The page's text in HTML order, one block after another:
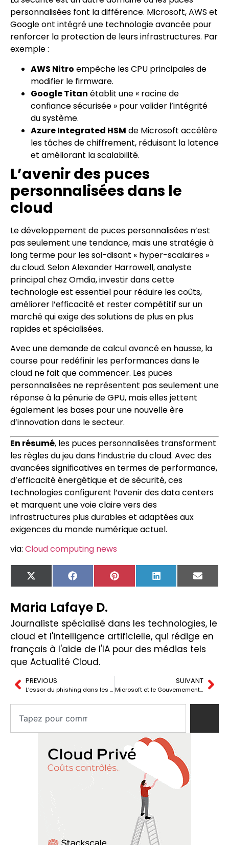
personnalisées font la différence. Microsoft, AWS et
Google ont intégré une technologie avancée pour
renforcer la protection de leurs infrastructures. Par
exemple :
AWS Nitro empêche les CPU principales de
modifier le firmware.
Google Titan établit une « racine de
confiance sécurisée » pour valider l’intégrité
du système.
Azure Integrated HSM de Microsoft accélère
les tâches de chiffrement, réduisant la latence
et améliorant la scalabilité.
L’avenir des puces
personnalisées dans le
cloud
Le développement de puces personnalisées n’est
pas seulement une tendance, mais une stratégie à
long terme pour les soi-disant « hyper-scalaires »
du cloud. Selon Alexander Harrowell, analyste
principal chez Omdia, investir dans cette
technologie est essentiel pour réduire les coûts,
améliorer l’efficacité et rester compétitif sur un
marché qui exige des solutions de plus en plus
rapides et spécialisées.
Avec une demande de calcul avancé en hausse, la
course pour redéfinir les performances dans le
cloud ne fait que commencer. Les puces
personnalisées ne représentent pas seulement une
réponse à la pénurie de GPU, mais elles jettent
également les bases pour une nouvelle ère
d’innovation dans le secteur.
En résumé, les puces personnalisées transforment
les règles du jeu dans l’industrie du cloud. Avec des
avancées significatives en termes de performance,
d’efficacité énergétique et de sécurité, ces
technologies configurent l’avenir des data centers
et marquent une voie claire vers des
infrastructures plus durables et adaptées aux
exigences du monde numérique actuel.
via: Cloud computing news
X
(Twitter)
FacebookPinterest LinkedIn Email
Maria Lafaye D.
Journaliste spécialisé dans les technologies, le
cloud et l'intelligence artificielle, qui rédige en
français à l'aide de l'IA pour des médias tels
que Actualité Cloud.
PREVIOUS
L’essor du phishing dans les domaines génériques: .shop, .top et .xyz au cœur du problème
SUIVANT
Microsoft et le Gouvernement stimulent la Formation Professionnelle avec quatre nouveaux hubs sectoriels